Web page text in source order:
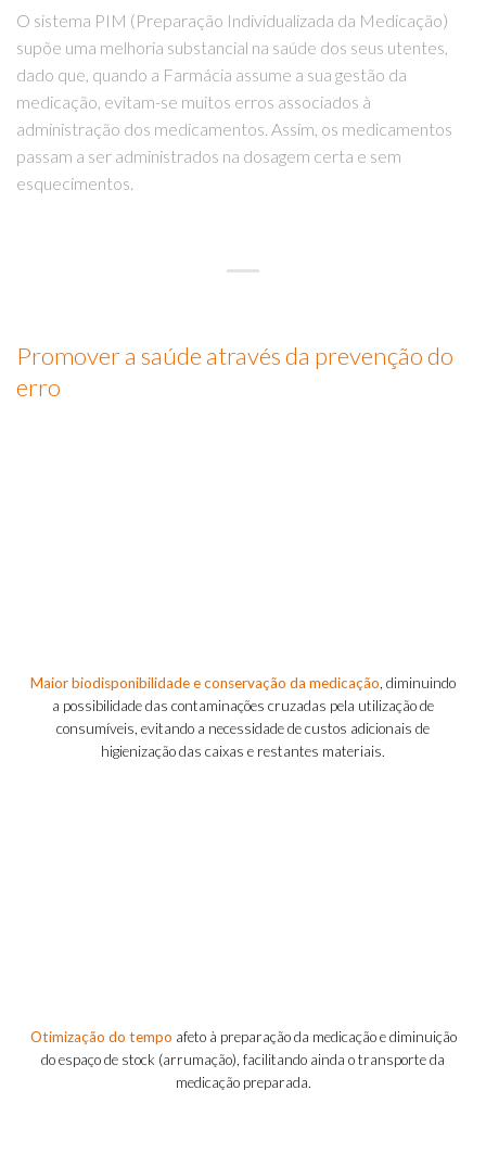
O sistema PIM (Preparação Individualizada da Medicação)
supõe uma melhoria substancial na saúde dos seus utentes,
dado que, quando a Farmácia assume a sua gestão da
medicação, evitam-se muitos erros associados à
administração dos medicamentos. Assim, os medicamentos
passam a ser administrados na dosagem certa e sem
esquecimentos.
Promover a saúde através da prevenção do
erro
Maior biodisponibilidade e conservação da medicação, diminuindo
a possibilidade das contaminações cruzadas pela utilização de
consumíveis, evitando a necessidade de custos adicionais de
higienização das caixas e restantes materiais.
Otimização do tempo afeto à preparação da medicação e diminuição
do espaço de stock (arrumação), facilitando ainda o transporte da
medicação preparada.